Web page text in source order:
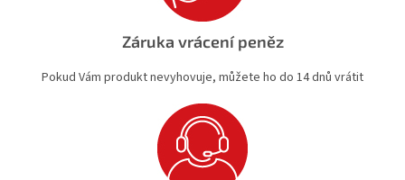
Záruka vrácení peněz
Pokud Vám produkt nevyhovuje, můžete ho do 14 dnů vrátit